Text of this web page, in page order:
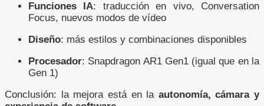
Funciones IA: traducción en vivo, Conversation
Focus, nuevos modos de vídeo
Diseño: más estilos y combinaciones disponibles
Procesador: Snapdragon AR1 Gen1 (igual que en la
Gen 1)
Conclusión: la mejora está en la autonomía, cámara y